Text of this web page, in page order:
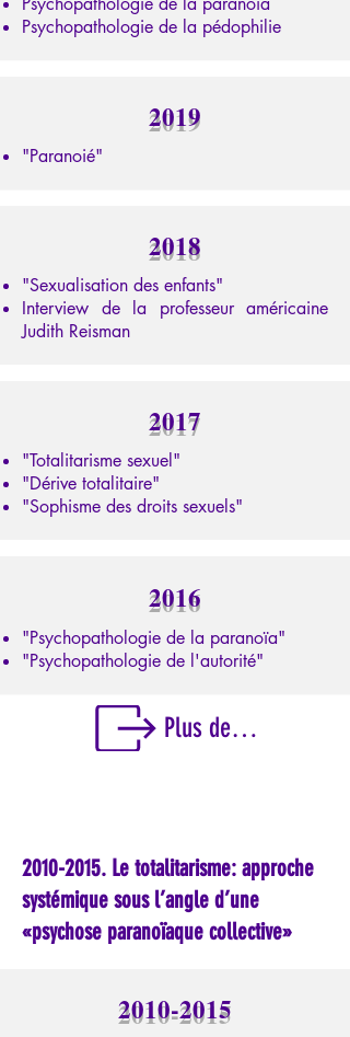
Psychopathologie de la pédophilie
2019
"Paranoié"
2018
"Sexualisation des enfants"
Interview de la professeur américaine
Judith Reisman
2017
"Totalitarisme sexuel"
"Dérive totalitaire"
"Sophisme des droits sexuels"
2016
"Psychopathologie de la paranoïa"
"Psychopathologie de l'autorité"
Plus de détails sur cette période
2010-2015. Le totalitarisme: approche
systémique sous l’angle d’une
«psychose paranoïaque collective»
2010-2015